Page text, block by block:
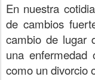
En nuestra
de cambios
cambio de lugar
una enfermedad
como un divorcio